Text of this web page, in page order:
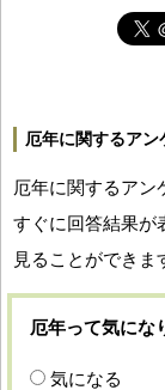
厄年に関するア
厄年に関するアン
すぐに回答結果が
見ることができま
厄年って気にな
気になる